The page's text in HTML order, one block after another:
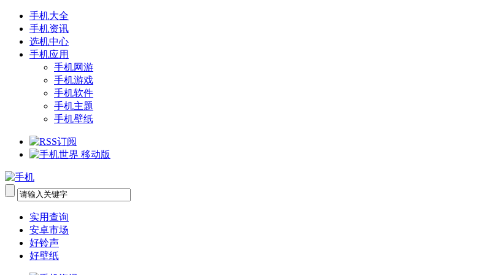
手机大全
手机资讯
选机中心
手机应用
手机网游
手机游戏
手机软件
手机主题
手机壁纸
实用查询
安卓市场
好铃声
好壁纸